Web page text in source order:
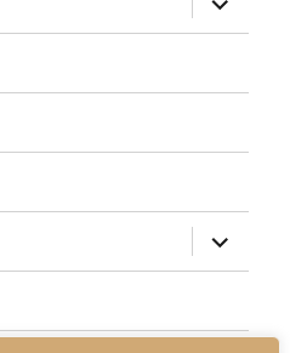
дочернее
меню
раскрыть
дочернее
меню